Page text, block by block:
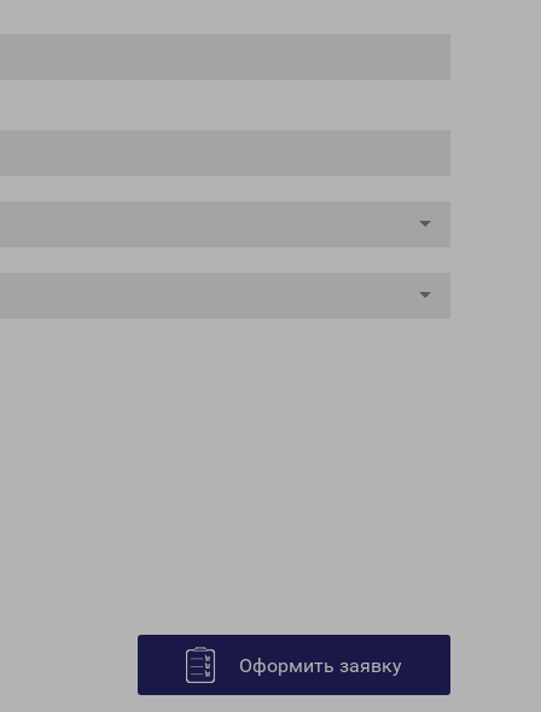
Оформить заявку